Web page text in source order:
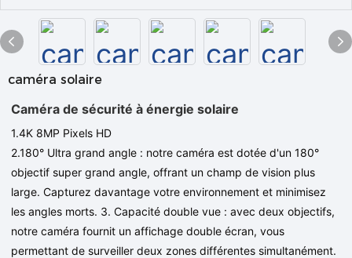
caméra solaire
Caméra de sécurité à énergie solaire
1.4K 8MP Pixels HD
2.180° Ultra grand angle : notre caméra est dotée d'un 180°
objectif super grand angle, offrant un champ de vision plus
large. Capturez davantage votre environnement et minimisez
les angles morts. 3. Capacité double vue : avec deux objectifs,
notre caméra fournit un affichage double écran, vous
permettant de surveiller deux zones différentes simultanément.